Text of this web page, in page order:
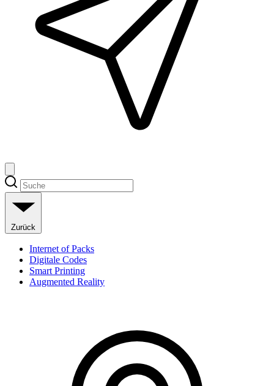
Zurück
Internet of Packs
Digitale Codes
Smart Printing
Augmented Reality